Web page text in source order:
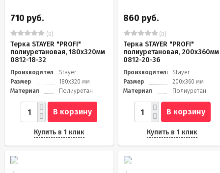
710 руб.
(0)
Терка STAYER "PROFI"
полиуретановая, 180x320мм
0812-18-32
Производитель
Stayer
Размер
180x320 мм
Материал
Полиуретан
В корзину
Купить в 1 клик
860 руб.
(0)
Терка STAYER "PROFI"
полиуретановая, 200x360мм
0812-20-36
Производитель
Stayer
Размер
200x360 мм
Материал
Полиуретан
В корзину
Купить в 1 клик